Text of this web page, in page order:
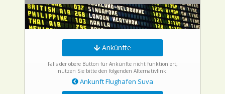
Ankünfte
Falls der obere Button für Ankünfte nicht funktioniert,
nutzen Sie bitte den folgenden Alternativlink:
Ankunft Flughafen Suva